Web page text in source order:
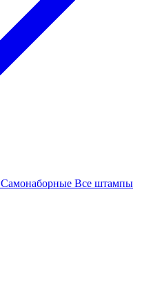
Самонаборные Все штампы